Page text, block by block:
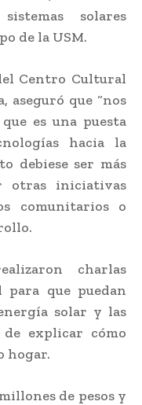
solares
de la USM.
Centro Cultural
aseguró que “nos
es una puesta
hacia la
debiese ser más
otras iniciativas
comunitarios o
charlas
que puedan
solar y las
de explicar cómo
hogar.
de pesos y